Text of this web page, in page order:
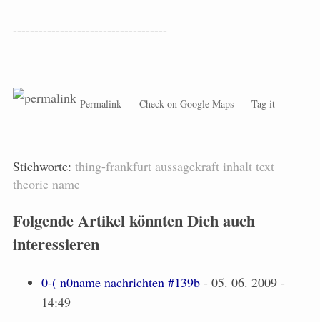
------------------------------------
Permalink Check on Google Maps Tag it
Stichworte: thing-frankfurt aussagekraft inhalt text
theorie name
Folgende Artikel könnten Dich auch
interessieren
0-( n0name nachrichten #139b - 05. 06. 2009 -
14:49